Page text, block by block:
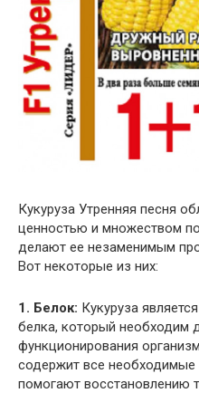
Кукуруза Утренняя песня
ценностью и множеством
делают ее незаменимым
Вот некоторые из них:
1. Белок: Кукуруза
белка, который необходим
функционирования
содержит все
помогают восстановлению